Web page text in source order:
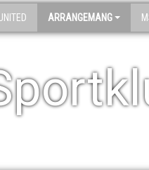
ARRANGEMANG